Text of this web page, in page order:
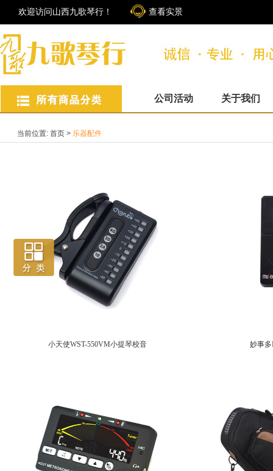
欢迎访问山西九歌琴行！ 查看实景
公司活动 关于我们
当前位置: 首页 > 乐器配件
小天使WST-550VM小提琴校音 妙事